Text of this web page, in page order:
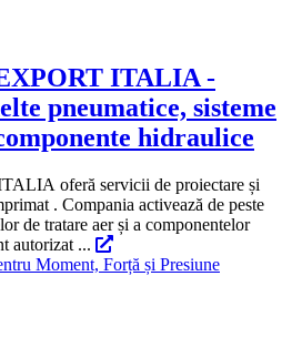
ITALIA -
pneumatice, sisteme
hidraulice
oferă servicii de proiectare și
. Compania activează de peste
de tratare aer și a componentelor
autorizat ...